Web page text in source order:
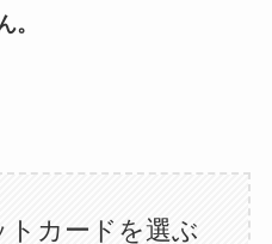
。
カードを選ぶ